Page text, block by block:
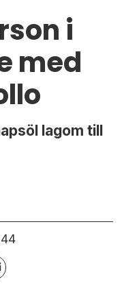
i
med
lagom till